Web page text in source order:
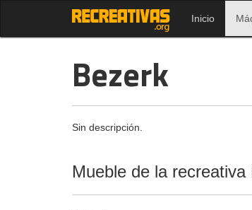
Inicio
Bezerk
Sin descripción.
Mueble de la